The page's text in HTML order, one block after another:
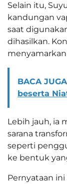
Selain itu,
kandungan
saat
dihasilkan.
BACA
beserta
Lebih jauh, ia
sarana
seperti
ke bentuk
Pernyataan